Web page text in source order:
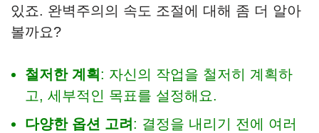
있죠. 완벽주의의 속도 조절에 대해 좀 더 알아
볼까요?
철저한 계획 : 자신의 작업을 철저히 계획하
고, 세부적인 목표를 설정해요.
다양한 옵션 고려 : 결정을 내리기 전에 여러